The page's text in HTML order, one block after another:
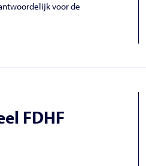
voor de
FDHF